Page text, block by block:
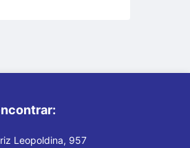
Leopoldina, 957